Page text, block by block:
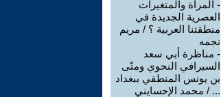
- المرأة والمتغيرات
العصرية الجديدة في
منطقتنا العربية ؟ / مريم
نجمه
- مناظرة أبي سعد
السيرافي النحوي ومتّى
بن يونس المنطقي ببغداد
... / محمد الإحسايني